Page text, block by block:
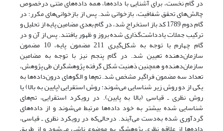
در گام نخست، برای آشنایی با داده‌ها، همه داده‌های متنی درخصوص
چالش‌های تحقق شفافیت، بازخوانی شد. پس از بازخوانی‌های مکرر؛ در
گام دوم 1789 کد باز استخراج شد، در گام بعدی مضامین پایه از تحلیل و
ترکیب جملات یادداشت‌گذاری شده بروز و ظهور یافتند. پس از آن و در
گام چهارم با توجه به شکل‌گیری 211 مضمون پایه، 10 مضمون
سازمان‌دهنده تعیین شد. در گام پنجم نیز با توجه به مضامین
سازمان‌دهنده و همچنین ذهنیت شکل گرفته پژوهشگران طی پژوهش،
تعداد سه مضمون فراگیر مشخص شد. تم‌ها و الگوهای درون‌داده‌ها به
یکی از دو روش زیر شناسایی می‌شوند: روش استقرایی (پایین به بالا) یا
روش نظری ـ قیاسی (بالا به پایین). در رویکرد استقرایی، تم‌های
شناسایی شده بیشتر به خود داده‌ها مرتبط می‌شوند و از داده‌های
گردآوری شده به‌دست می‌آیند. در‌حالی‌که در رویکرد نظری ـ قیاسی،